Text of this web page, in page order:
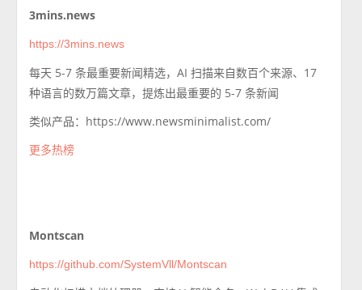
3mins.news
https://3mins.news
每天 5-7 条最重要新闻精选，AI 扫描来自数百个来源、17
种语言的数万篇文章，提炼出最重要的 5-7 条新闻
类似产品：https://www.newsminimalist.com/
更多热榜
Montscan
https://github.com/SystemVll/Montscan